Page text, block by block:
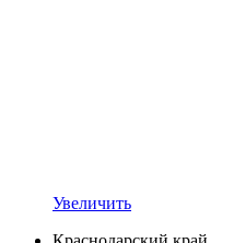
Увеличить